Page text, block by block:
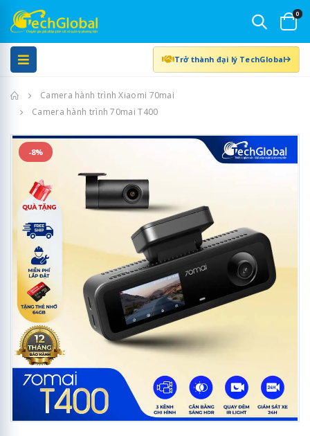
0
Trở thành đại lý TechGlobal
Trang chủCamera hành trình Xiaomi 70mai
Camera hành trình 70mai T400
-8%